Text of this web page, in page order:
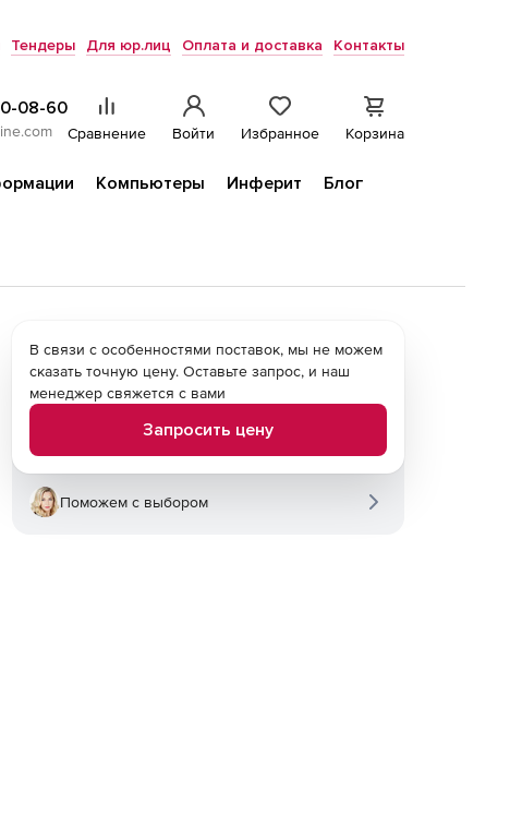
Тендеры Для юр.лиц Оплата и доставка Контакты
08-60
Сравнение Войти Избранное Корзина
Компьютеры Инферит
Блог
В связи с особенностями поставок, мы не можем
сказать точную цену. Оставьте запрос, и наш
менеджер свяжется с вами
Запросить цену
Поможем с выбором